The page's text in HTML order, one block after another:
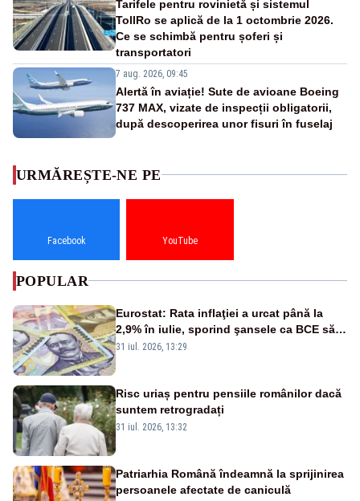
Tarifele pentru rovinietă și sistemul
TollRo se aplică de la 1 octombrie 2026.
Ce se schimbă pentru șoferi și
transportatori
7 aug. 2026, 09:45
Alertă în aviație! Sute de avioane Boeing
737 MAX, vizate de inspecții obligatorii,
după descoperirea unor fisuri în fuselaj
URMĂREȘTE-NE PE
Facebook YouTube
POPULAR
Eurostat: Rata inflaţiei a urcat până la
2,9% în iulie, sporind şansele ca BCE să
majoreze dobânda
31 iul. 2026, 13:29
Risc uriaș pentru pensiile românilor dacă
suntem retrogradați
31 iul. 2026, 13:32
Patriarhia Română îndeamnă la sprijinirea
persoanele afectate de caniculă